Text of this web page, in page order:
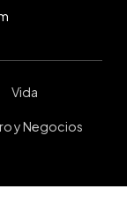
Vida
y Negocios